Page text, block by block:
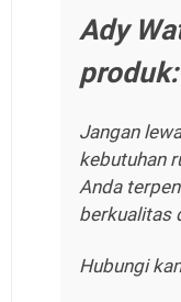
Ady
Jangan
kebutuhan
Anda
berkualitas
Hubungi